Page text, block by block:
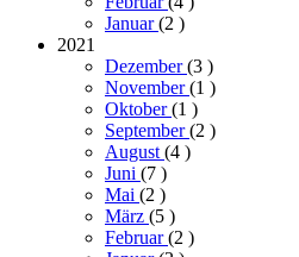
Januar(2 )
2021
Dezember(3 )
November(1 )
Oktober(1 )
September(2 )
August (4 )
Juni (7 )
Mai (2 )
März (5 )
Februar(2 )